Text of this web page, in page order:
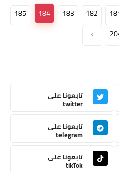
182
183
184
185
›
تابعونا على
twitter
تابعونا على
telegram
تابعونا على
tikTok